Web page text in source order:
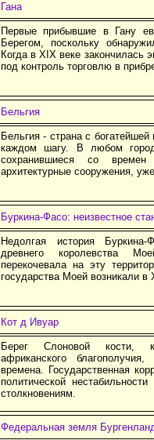
Гана
Первые прибывшие в Гану
Берегом, поскольку
Когда в XIX веке закончилась
под контроль торговлю в
Бельгия
Бельгия - страна с
каждом шагу. В любом
сохранившиеся со
архитектурные сооружения,
Буркина-Фасо: неизвестное
Недолгая история
древнего королевства
перекочевала на эту
государства Моей возникали в
Кот д Ивуар
Берег Слоновой кости,
африканского
времена. Государственная
политической
столкновениям.
Федеральная земля